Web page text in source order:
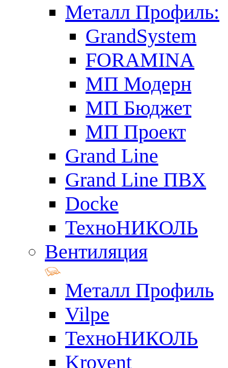
Металл Профиль:
GrandSystem
FORAMINA
МП Модерн
МП Бюджет
МП Проект
Grand Line
Grand Line ПВХ
Docke
ТехноНИКОЛЬ
Вентиляция
Металл Профиль
Vilpe
ТехноНИКОЛЬ
Krovent